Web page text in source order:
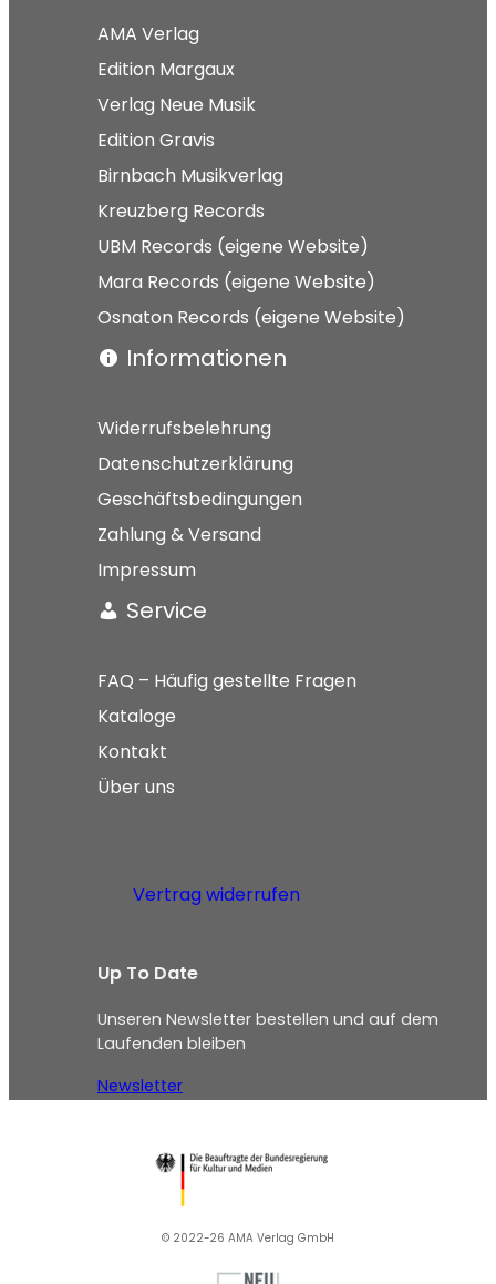
AMA Verlag
Edition Margaux
Verlag Neue Musik
Edition Gravis
Birnbach Musikverlag
Kreuzberg Records
UBM Records (eigene Website)
Mara Records (eigene Website)
Osnaton Records (eigene Website)
Informationen
Widerrufsbelehrung
Datenschutzerklärung
Geschäftsbedingungen
Zahlung & Versand
Impressum
Service
FAQ – Häufig gestellte Fragen
Kataloge
Kontakt
Über uns
Vertrag widerrufen
Up To Date
Unseren Newsletter bestellen und auf dem
Laufenden bleiben
Newsletter
© 2022-26 AMA Verlag GmbH​